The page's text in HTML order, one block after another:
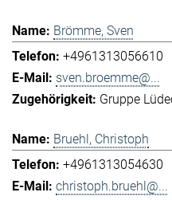
Brömme, Sven
+4961313056610
sven.broemme@...
Gruppe
Bruehl, Christoph
+4961313054630
christoph.bruehl@...